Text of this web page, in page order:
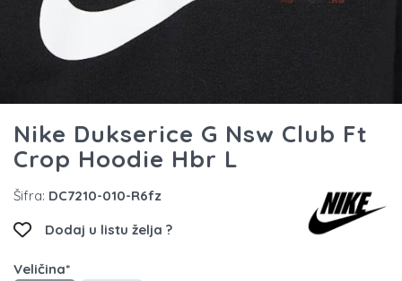
Nike Dukserice G Nsw Club Ft
Crop Hoodie Hbr L
Šifra: DC7210-010-R6fz
Dodaj u listu želja ?
Veličina*